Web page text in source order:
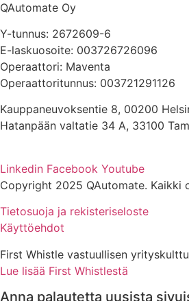
QAutomate Oy
Y-tunnus: 2672609-6
E-laskuosoite: 003726726096
Operaattori: Maventa
Operaattoritunnus: 003721291126
Kauppaneuvoksentie 8, 00200
Hatanpään valtatie 34 A, 33100
Linkedin Facebook Youtube
Copyright 2025 QAutomate. Kaikki
Tietosuoja ja rekisteriseloste
Käyttöehdot
First Whistle vastuullisen
Lue lisää First Whistlestä
Anna palautetta uusista